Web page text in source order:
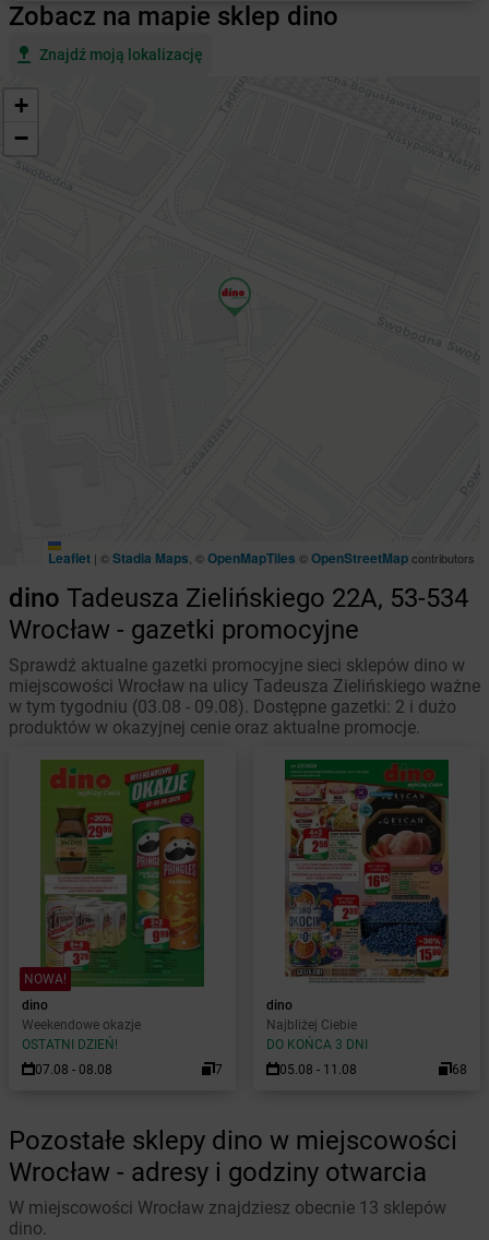
Zobacz na mapie sklep dino
Znajdź moją lokalizację
+
−
Leaflet | ©Stadia Maps , ©OpenMapTiles ©OpenStreetMapcontributors
dino Tadeusza Zielińskiego 22A, 53-534
Wrocław - gazetki promocyjne
Sprawdź aktualne gazetki promocyjne sieci sklepów dino w
miejscowości Wrocław na ulicy Tadeusza Zielińskiego ważne
w tym tygodniu (03.08 - 09.08). Dostępne gazetki: 2 i dużo
produktów w okazyjnej cenie oraz aktualne promocje.
NOWA!
dino
Weekendowe okazje
OSTATNI DZIEŃ!
07.08 - 08.08
7
dino
Najbliżej Ciebie
DO KOŃCA 3 DNI
05.08 - 11.08
68
Pozostałe sklepy dino w miejscowości
Wrocław - adresy i godziny otwarcia
W miejscowości Wrocław znajdziesz obecnie 13 sklepów
dino.